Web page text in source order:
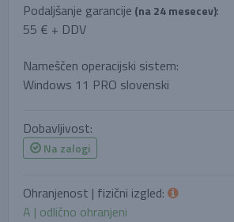
Podaljšanje garancije (na 24 mesecev):
55 € + DDV
Nameščen operacijski sistem:
Windows 11 PRO slovenski
Dobavljivost:
Na zalogi
Ohranjenost | fizični izgled:
A | odlično ohranjeni